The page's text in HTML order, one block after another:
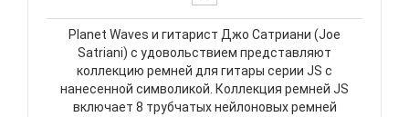
Planet Waves и гитарист Джо Сатриани (Joe
Satriani) с удовольствием представляют
коллекцию ремней для гитары серии JS с
нанесенной символикой. Коллекция ремней JS
включает 8 трубчатых нейлоновых ремней